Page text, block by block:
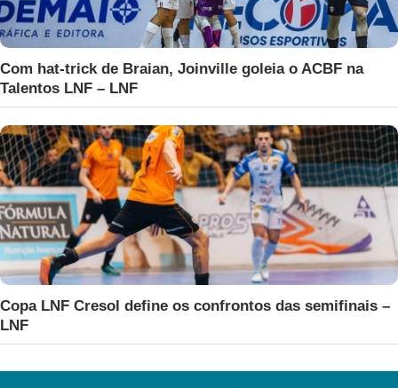
Com hat-trick de Braian, Joinville goleia o ACBF na
Talentos LNF – LNF
Copa LNF Cresol define os confrontos das semifinais –
LNF